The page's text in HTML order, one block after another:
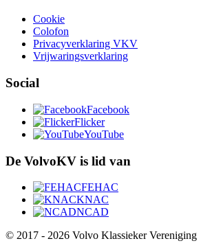
Cookie
Colofon
Privacyverklaring VKV
Vrijwaringsverklaring
Social
Facebook
Flicker
YouTube
De VolvoKV is lid van
FEHAC
KNAC
NCAD
© 2017 - 2026 Volvo Klassieker Vereniging